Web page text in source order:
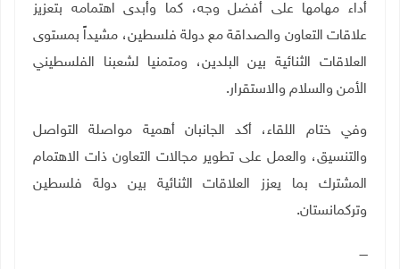
أداء مهامها على أفضل وجه، كما وأبدى اهتمامه بتعزيز
علاقات التعاون والصداقة مع دولة فلسطين، مشيداً بمستوى
العلاقات الثنائية بين البلدين، ومتمنيا لشعبنا الفلسطيني
الأمن والسلام والاستقرار.
وفي ختام اللقاء، أكد الجانبان أهمية مواصلة التواصل
والتنسيق، والعمل على تطوير مجالات التعاون ذات الاهتمام
المشترك بما يعزز العلاقات الثنائية بين دولة فلسطين
وتركمانستان.
ــــ